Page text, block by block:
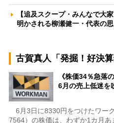
【追及スクープ・みんなで大
明かされる柳瀬健一・代表の
古賀真人「発掘！好決算
《株価34％急落
6月の売上低迷を
6月3日に8330円をつけたワー
7564）の株価は、わずか1カ月あ